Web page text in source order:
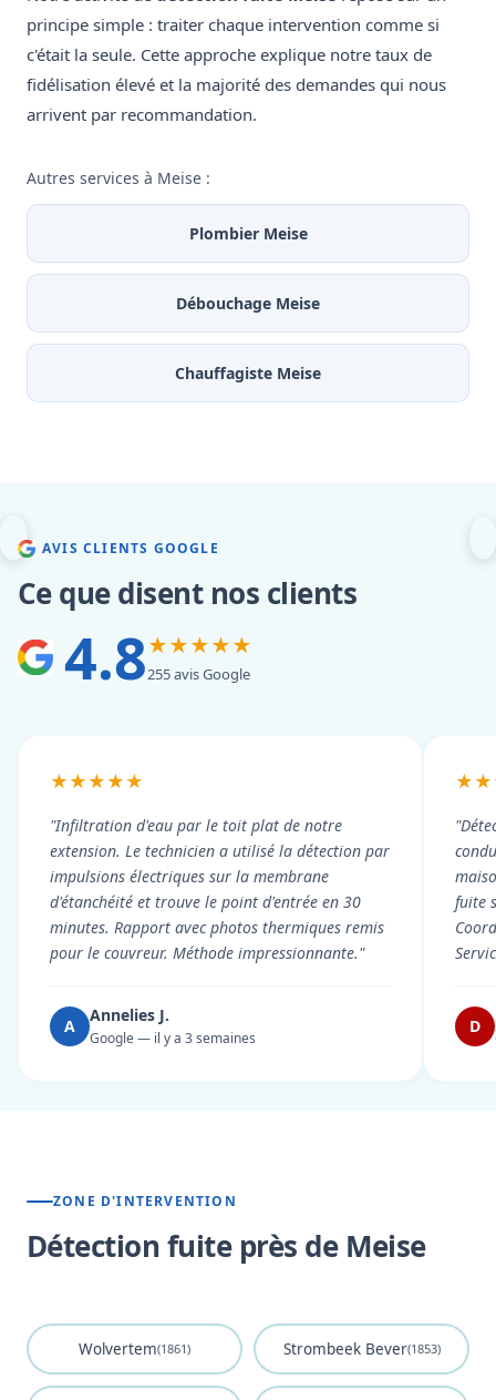
principe simple : traiter chaque intervention comme si
c'était la seule. Cette approche explique notre taux de
fidélisation élevé et la majorité des demandes qui nous
arrivent par recommandation.
Autres services à Meise :
Plombier Meise
Débouchage Meise
Chauffagiste Meise
AVIS CLIENTS GOOGLE
Ce que disent nos clients
4.8★★★★★
255 avis Google
★★★★★
"Infiltration d'eau par le toit plat de notre
extension. Le technicien a utilisé la détection par
impulsions électriques sur la membrane
d'étanchéité et trouve le point d'entrée en 30
minutes. Rapport avec photos thermiques remis
pour le couvreur. Méthode impressionnante."
A
Annelies J.
Google — il y a 3 semaines
fuite
D
ZONE D'INTERVENTION
Détection fuite près de Meise
Wolvertem(1861) Strombeek Bever(1853)